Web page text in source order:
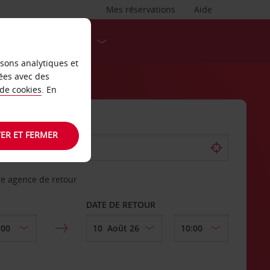
Aide
Mes réservations
agence de retour
DATE DE RETOUR
analytiques et
avec des
cookies. En
ET FERMER